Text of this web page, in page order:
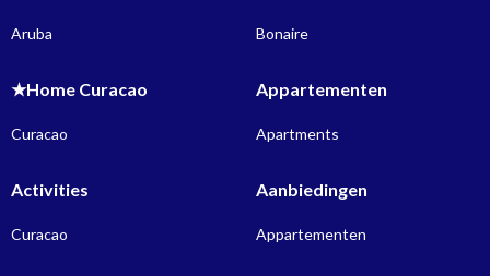
Aruba Bonaire
★Home Curacao
Curacao
Appartementen
Apartments
Activities
Curacao
Aanbiedingen
Appartementen